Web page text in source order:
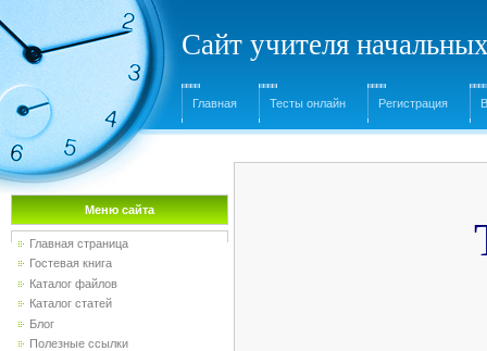
Сайт учителя
Главная Тесты онлайн Регистрация
Меню сайта
Главная страница
Гостевая книга
Каталог файлов
Каталог статей
Блог
Полезные ссылки